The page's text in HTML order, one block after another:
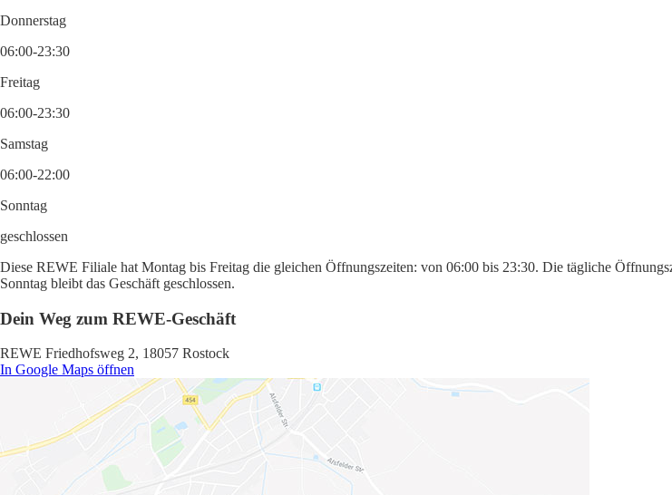
Donnerstag
06:00-23:30
Freitag
06:00-23:30
Samstag
06:00-22:00
Sonntag
geschlossen
Diese REWE Filiale hat Montag bis Freitag die gleichen Öffnungszeiten: von 06:00 bis 23:30. Die tägliche
Sonntag bleibt das Geschäft geschlossen.
Dein Weg zum REWE-Geschäft
REWE Friedhofsweg 2, 18057 Rostock
In Google Maps öffnen